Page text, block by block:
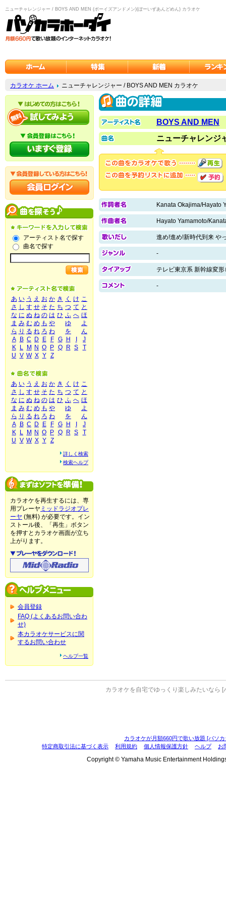
ニューチャレンジャー / BOYS AND MEN (ボーイズアンドメン)(ぼーいずあんどめん) カラオケ
カラオケ ホーム ニューチャレンジャー / BOYS AND MEN カラオケ
アーティスト名で探す
曲名で探す
あ い う え お か き く け こ
さ し す せ そ た ち つ て と
な に ぬ ね の は ひ ふ へ ほ
ま み む め も や ゆ
よ
ら り る れ ろ わ を
ん
A
B C D E F G H
J
K
L M N O P Q R S
T
U V W X Y Z
あ い う え お か き く け こ
さ し す せ そ た ち つ て と
な に ぬ ね の は ひ ふ へ ほ
ま み む め も や ゆ
よ
ら り る れ ろ わ を
ん
A
B C D E F G H
J
K
L M N O P Q R S
T
U V W X Y Z
詳しく検索
検索ヘルプ
カラオケを再生するには、専
用プレーヤ ミッドラジオプレ
ーヤ (無料) が必要です。イン
ストール後、「再生」ボタン
を押すとカラオケ画面が立ち
上がります。
会員登録
FAQ (よくあるお問い合わ
せ)
本カラオケサービスに関
するお問い合わせ
ヘルプ一覧
BOYS AND MEN
ニューチャレンジ
Kanata Okajima/Hayato
Hayato Yamamoto/
進め!進め!新時代到来 や
-
テレビ東京系 新幹線変
-
カラオケを自宅でゆっくり楽しみたいなら [
カラオケが月額660円で歌い放題 [パソ
特定商取引法に基づく表示
利用規約 個人情報保護方針 ヘルプ お
Copyright © Yamaha Music Entertainment